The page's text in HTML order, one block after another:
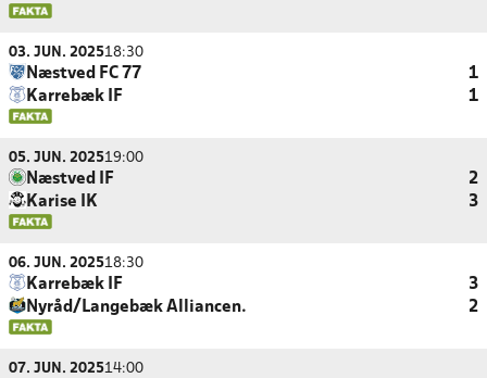
03. JUN. 202518:30
Næstved FC 77
1
Karrebæk IF
1
05. JUN. 202519:00
Næstved IF
2
Karise IK
3
06. JUN. 202518:30
Karrebæk IF
3
Nyråd/Langebæk Alliancen.
2
07. JUN. 202514:00